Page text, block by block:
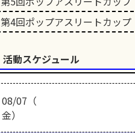
第4回ポップアスリートカップ
活動スケジュール
08/07（
金）